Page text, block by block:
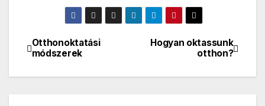
Bejegyzés
navigáció
Hogyan oktassunk
otthon?
Otthonoktatási
módszerek